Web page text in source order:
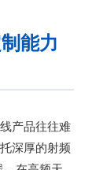
能力
产品往往难
深厚的射频